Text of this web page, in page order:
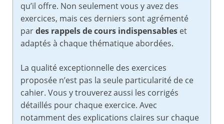
qu’il offre. Non seulement vous y avez des
exercices, mais ces derniers sont agrémenté
pardes rappels de cours indispensables et
adaptés à chaque thématique abordées.
La qualité exceptionnelle des exercices
proposée n’est pas la seule particularité de ce
cahier. Vous y trouverez aussi les corrigés
détaillés pour chaque exercice. Avec
notamment des explications claires sur chaque